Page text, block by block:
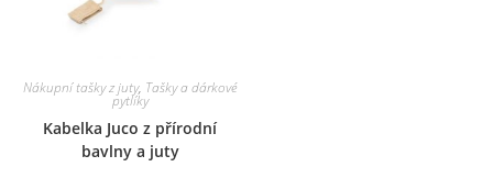
Nákupní tašky z juty, Tašky a dárkové
pytlíky
Kabelka Juco z přírodní
bavlny a juty